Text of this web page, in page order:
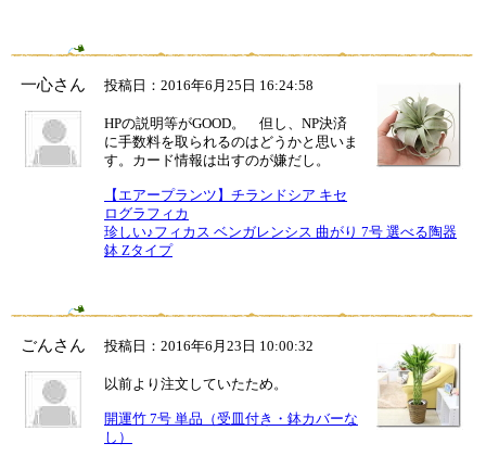
一心さん 投稿日：2016年6月25日 16:24:58
HPの説明等がGOOD。 但し、NP決済
に手数料を取られるのはどうかと思いま
す。カード情報は出すのが嫌だし。
【エアープランツ】チランドシア キセ
ログラフィカ
珍しい♪フィカス ベンガレンシス 曲がり 7号 選べる陶器
鉢 Zタイプ
ごんさん 投稿日：2016年6月23日 10:00:32
以前より注文していたため。
開運竹 7号 単品（受皿付き・鉢カバーな
し）